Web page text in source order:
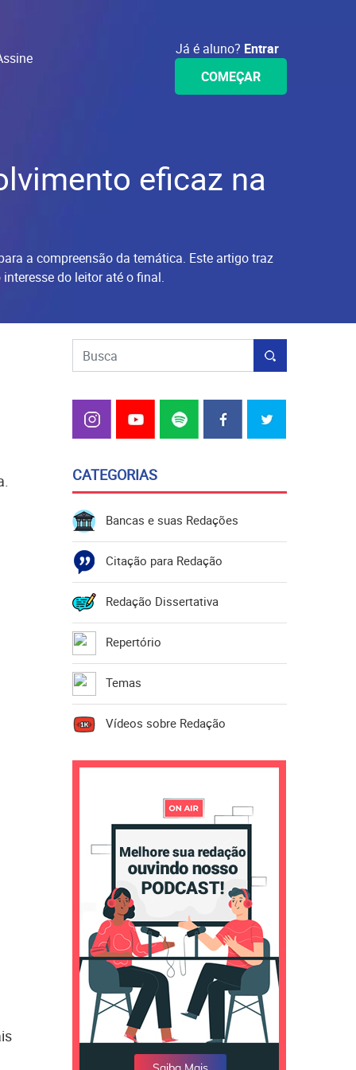
Já é aluno? Entrar
COMEÇAR
eficaz na
a compreensão da temática. Este artigo traz
do leitor até o final.
CATEGORIAS
Bancas e suas Redações
Citação para Redação
Redação Dissertativa
Repertório
Temas
Vídeos sobre Redação